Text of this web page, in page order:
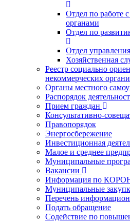
Отдел по работе
органами
Отдел по
Отдел
Хозяйственная
Реестр социально
некоммерческих
Органы местного
Распорядок
Прием граждан
Консультативно-
Правопорядок
Энергосбережение
Инвестиционная
Малое и среднее
Муниципальные
Вакансии
Информация по
Муниципальные
Перечень
Подать обращение
Содействие по